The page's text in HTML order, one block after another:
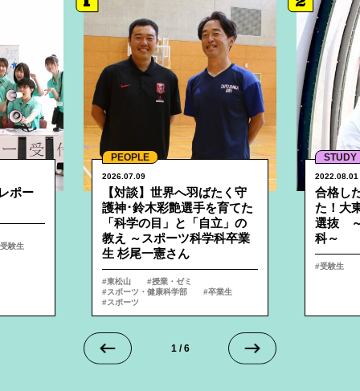
詳細へ
ポー
受験生
詳細へ
PEOPLE
2026.07.09
【対談】世界へ羽ばたく守
護神･鈴木彩艶選手を育てた
「科学の目」と「自立」の
教え ～スポーツ科学科卒業
生 杉尾一憲さん
東松山
授業・ゼミ
スポーツ・健康科学部
卒業生
スポーツ
STUDY
2022.08.01
合格し
た！大
選抜 ～
科～
受験生
1/6